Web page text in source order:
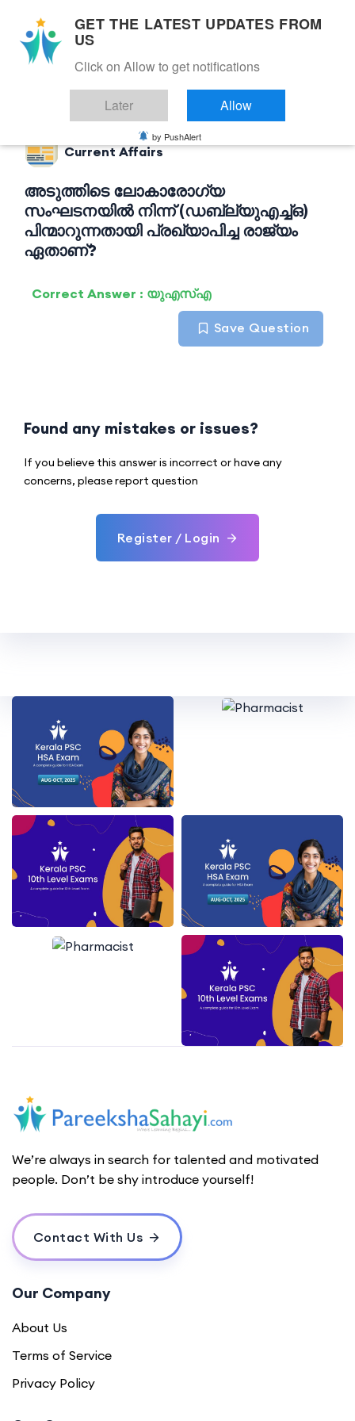
Back to Current Affairs
Current Affairs
അടുത്തിടെ ലോകാരോഗ്യ
സംഘടനയിൽ നിന്ന് (ഡബ്ല്യുഎച്ച്ഒ)
പിന്മാറുന്നതായി പ്രഖ്യാപിച്ച രാജ്യം
ഏതാണ്?
Correct Answer : യുഎസ്എ
Save Question
Found any mistakes or issues?
If you believe this answer is incorrect or have any
concerns, please report question
Register / Login
We’re always in search for talented and motivated
people. Don’t be shy introduce yourself!
Contact With Us
Our Company
About Us
Terms of Service
Privacy Policy
GET THE LATEST UPDATES FROM
US
Click on Allow to get notifications
Later Allow
by PushAlert